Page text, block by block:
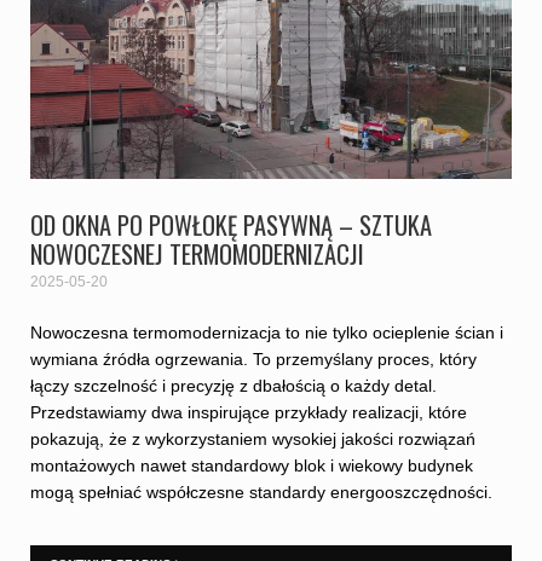
OD OKNA PO POWŁOKĘ PASYWNĄ – SZTUKA
NOWOCZESNEJ TERMOMODERNIZACJI
2025-05-20
Nowoczesna termomodernizacja to nie tylko ocieplenie ścian i
wymiana źródła ogrzewania. To przemyślany proces, który
łączy szczelność i precyzję z dbałością o każdy detal.
Przedstawiamy dwa inspirujące przykłady realizacji, które
pokazują, że z wykorzystaniem wysokiej jakości rozwiązań
montażowych nawet standardowy blok i wiekowy budynek
mogą spełniać współczesne standardy energooszczędności.